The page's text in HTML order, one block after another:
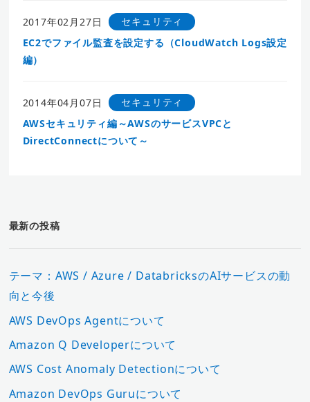
2017年02月27日
セキュリティ
EC2でファイル監査を設定する（CloudWatch Logs設定
編）
2014年04月07日
セキュリティ
AWSセキュリティ編～AWSのサービスVPCと
DirectConnectについて～
最新の投稿
テーマ：AWS / Azure / DatabricksのAIサービスの動
向と今後
AWS DevOps Agentについて
Amazon Q Developerについて
AWS Cost Anomaly Detectionについて
Amazon DevOps Guruについて